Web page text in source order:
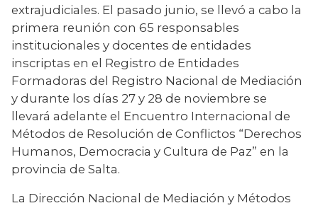
extrajudiciales. El pasado junio, se llevó a cabo la
primera reunión con 65 responsables
institucionales y docentes de entidades
inscriptas en el Registro de Entidades
Formadoras del Registro Nacional de Mediación
y durante los días 27 y 28 de noviembre se
llevará adelante el Encuentro Internacional de
Métodos de Resolución de Conflictos “Derechos
Humanos, Democracia y Cultura de Paz” en la
provincia de Salta.
La Dirección Nacional de Mediación y Métodos